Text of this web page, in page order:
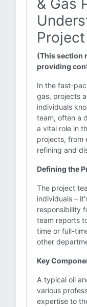
& Gas
(This section
providing
In the fast-
gas, projects
individuals
team, often a
a vital role in
projects, from
refining and
Defining the
The project
individuals –
responsibility
team reports
time or full-
other
Key
A typical oil
various
expertise to